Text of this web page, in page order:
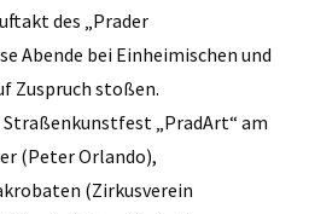
des „Prader
Abende bei Einheimischen und
Zuspruch stoßen.
Straßenkunstfest „PradArt“ am
(Peter Orlando),
(Zirkusverein